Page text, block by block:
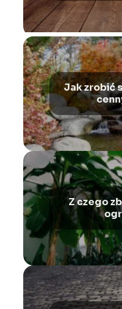
Jak zrobić
Z czego